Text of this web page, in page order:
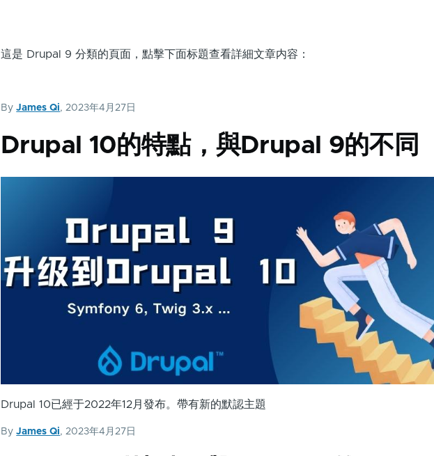
這是 Drupal 9 分類的頁面，點擊下面标題查看詳細文章内容：
ByJames Qi, 2023年4月27日
Drupal 10的特點，與Drupal 9的不同
Drupal 10已經于2022年12月發布。帶有新的默認主題
ByJames Qi, 2023年4月27日